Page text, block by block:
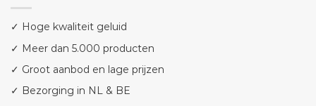
✓ Hoge kwaliteit geluid
✓ Meer dan 5.000 producten
✓ Groot aanbod en lage prijzen
✓ Bezorging in NL & BE